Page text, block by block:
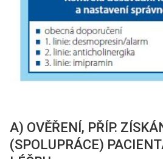
A) OVĚŘENÍ, PŘÍP.
(SPOLUPRÁCE)